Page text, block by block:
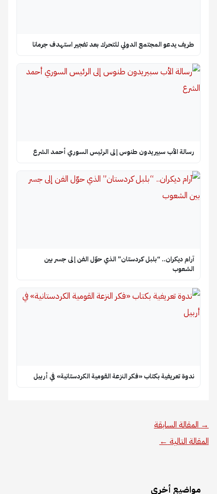
طريف يدعو المجتمع الدولي للتحرك بعد تفجير استهدف جرمانا
رسالة الأب سبيريدون طنوس إلى الرئيس السوري أحمد الشرع
آرام ديكران.. “بلبل كردستان” الذي حوّل الفن إلى جسر بين
الشعوب
ندوة تعريفية بكتاب «فكر النزعة القومية الكردستانية» في أربيل
→ المقالة السابقة
المقالة التالية ←
مواضيع أخرى